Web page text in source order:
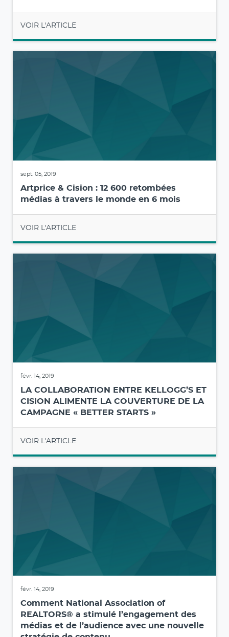
VOIR L'ARTICLE
sept. 05, 2019
Artprice & Cision : 12 600 retombées
médias à travers le monde en 6 mois
VOIR L'ARTICLE
févr. 14, 2019
LA COLLABORATION ENTRE KELLOGG’S ET
CISION ALIMENTE LA COUVERTURE DE LA
CAMPAGNE « BETTER STARTS »
VOIR L'ARTICLE
févr. 14, 2019
Comment National Association of
REALTORS® a stimulé l’engagement des
médias et de l’audience avec une nouvelle